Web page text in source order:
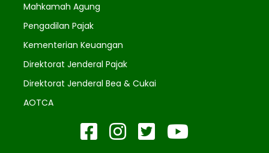
Mahkamah Agung
Pengadilan Pajak
Kementerian Keuangan
Direktorat Jenderal Pajak
Direktorat Jenderal Bea & Cukai
AOTCA